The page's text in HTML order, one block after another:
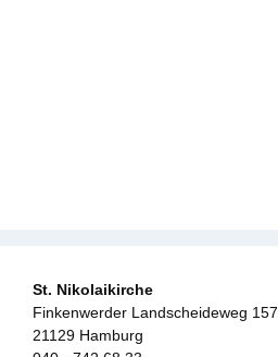
St. Nikolaikirche
Finkenwerder Landscheideweg 157
21129 Hamburg